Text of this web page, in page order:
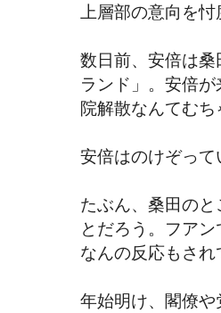
上層部の意向を
数日前、安倍は
ランド」。安倍
院解散なんてむち
安倍はのけぞっ
たぶん、桑田のと
とだろう。フア
なんの反応もされ
年始明け、閣僚